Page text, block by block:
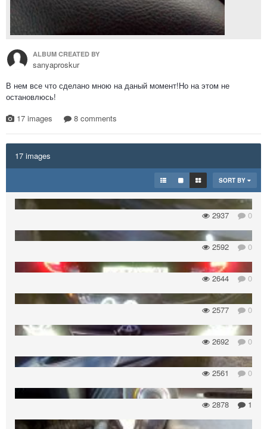
ALBUM CREATED BY
sanyaproskur
В нем все что сделано мною на даный момент!Но на этом не
остановлюсь!
17 images
8 comments
17 images
SORT BY
0
2937
0
2592
0
2644
0
2577
0
2692
0
2561
1
2878